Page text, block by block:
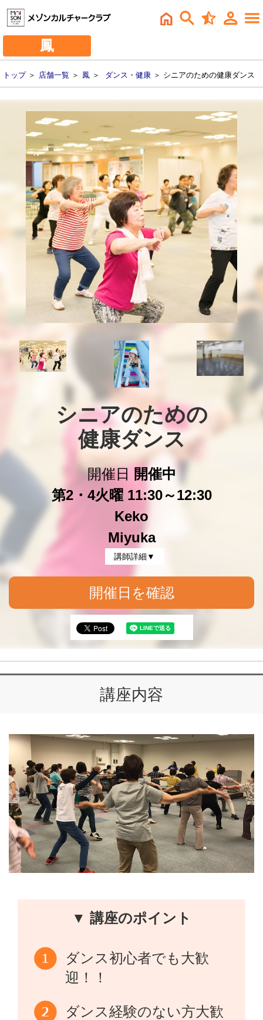
鳳
トップ＞ 店舗一覧 ＞ 鳳 ＞ ダンス・健康 ＞ シニアのための健康ダンス
シニアのための
健康ダンス
開催日
開催中
第2・4火曜 11:30～12:30
Keko
Miyuka
講師詳細▼
開催日を確認
講座内容
▼ 講座のポイント
ダンス初心者でも大歓
迎！！
ダンス経験のない方大歓